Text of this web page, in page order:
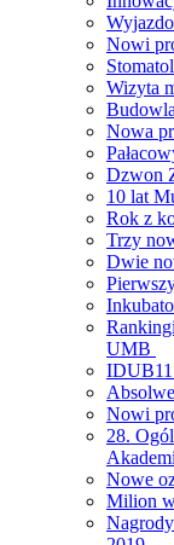
Nowi
Wizyta
Nowa
Dzwon
10 lat
Rok z
Trzy
Dwie
UMB
Nowi
28.
Nowe
Milion